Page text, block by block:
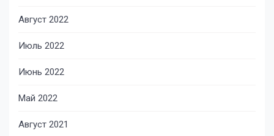
Август 2022
Июль 2022
Июнь 2022
Май 2022
Август 2021